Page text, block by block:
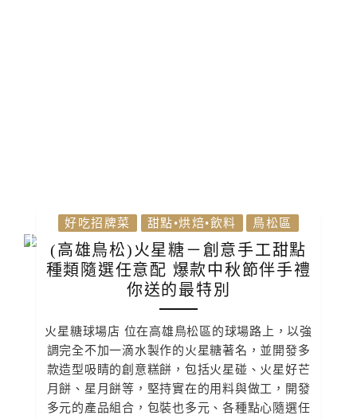
好吃招牌菜 甜點•烘焙•飲料 鳥松區
(高雄鳥松)火星糖－創意手工甜點
種類隨選任意配 爆款中秋節伴手禮
你送的最特別
火星糖球場店 位在高雄鳥松區的球場路上，以強
調完全不加一滴水製作的火星糖著名，並開發多
款造型吸睛的創意糕餅，包括火星碰、火星好芒
月餅、星月餅等，堅持實在的用料與做工，開發
多元的產品組合，包裝也多元、各種點心隨選任